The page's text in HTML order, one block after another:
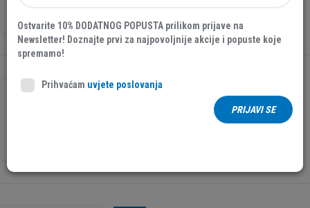
NOVO
MUŠKA CIPELA, ZELENA
Ostvarite 10% DODATNOG POPUSTA prilikom prijave na
Newsletter! Doznajte prvi za najpovoljnije akcije i popuste koje
spremamo!
Prihvaćam uvjete poslovanja
PRIJAVI SE